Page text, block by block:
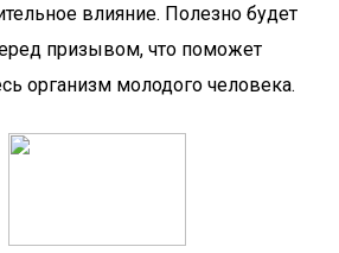
влияние. Полезно будет
призывом, что поможет
организм молодого человека.